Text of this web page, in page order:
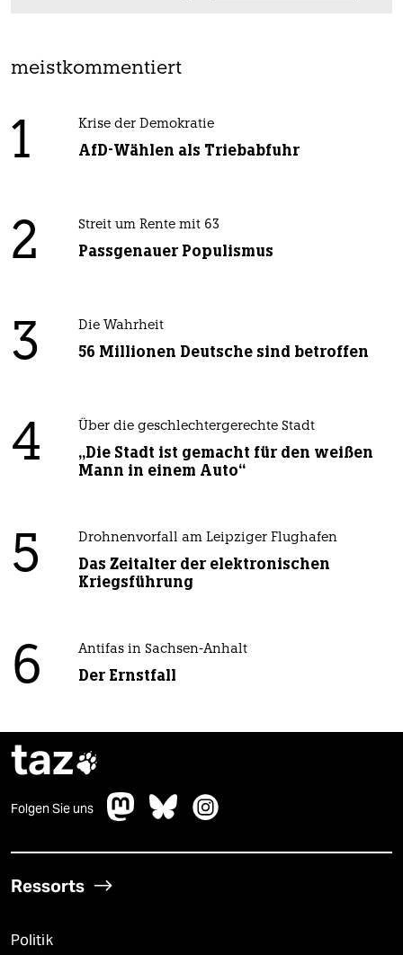
meistkommentiert
1 Krise der Demokratie
AfD-Wählen als Triebabfuhr
2 Streit um Rente mit 63
Passgenauer Populismus
3 Die Wahrheit
56 Millionen Deutsche sind betroffen
4 Über die geschlechtergerechte Stadt
„Die Stadt ist gemacht für den weißen
Mann in einem Auto“
5 Drohnenvorfall am Leipziger Flughafen
Das Zeitalter der elektronischen
Kriegsführung
6 Antifas in Sachsen-Anhalt
Der Ernstfall
taz
Folgen Sie uns
Ressorts
Politik